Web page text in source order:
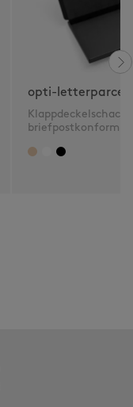
opti-letterparcel
briefpostkonform 2